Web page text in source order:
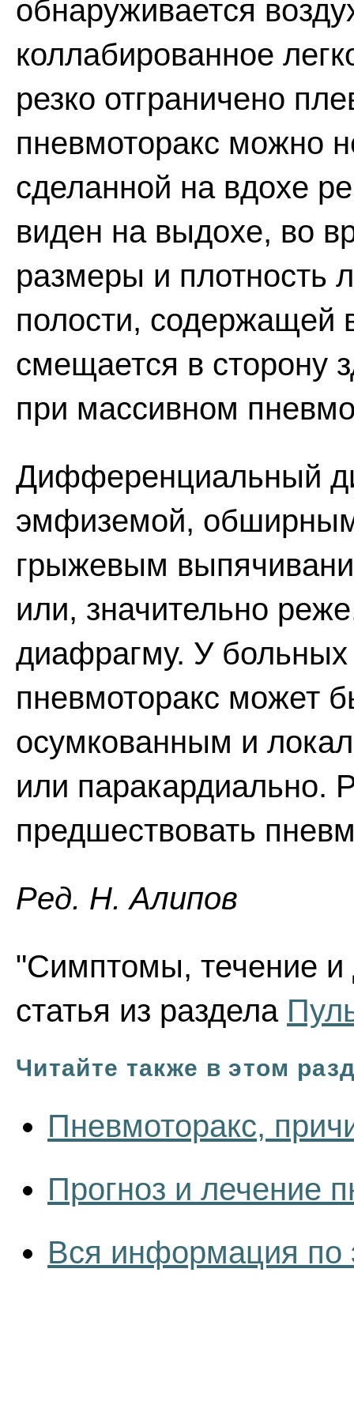
обнаруживается
коллабированное
резко отграничено
пневмоторакс можно
сделанной на вдохе
виден на выдохе, во
размеры и плотность
полости, содержащей
смещается в сторону
при массивном
Дифференциальный
эмфиземой, обширным
грыжевым
или, значительно
диафрагму. У
пневмоторакс может
осумкованным и
или паракардиально.
предшествовать
Ред. Н. Алипов
"Симптомы, течение и
статья из раздела
Читайте также в этом
Пневмоторакс,
Прогноз и лечение
Вся информация по